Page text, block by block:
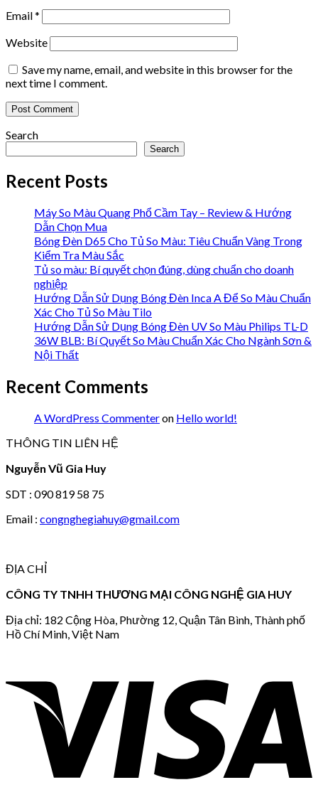
Email*
Website
Save my name, email, and website in this browser for the
next time I comment.
Search
Search
Recent Posts
Máy So Màu Quang Phổ Cầm Tay – Review & Hướng
Dẫn Chọn Mua
Bóng Đèn D65 Cho Tủ So Màu: Tiêu Chuẩn Vàng Trong
Kiểm Tra Màu Sắc
Tủ so màu: Bí quyết chọn đúng, dùng chuẩn cho doanh
nghiệp
Hướng Dẫn Sử Dụng Bóng Đèn Inca A Để So Màu Chuẩn
Xác Cho Tủ So Màu Tilo
Hướng Dẫn Sử Dụng Bóng Đèn UV So Màu Philips TL-D
36W BLB: Bí Quyết So Màu Chuẩn Xác Cho Ngành Sơn &
Nội Thất
Recent Comments
A WordPress Commenteron Hello world!
THÔNG TIN LIÊN HỆ
Nguyễn Vũ Gia Huy
SDT : 090 819 58 75
Email : congnghegiahuy@gmail.com
ĐỊA CHỈ
CÔNG TY TNHH THƯƠNG MẠI CÔNG NGHỆ GIA HUY
Địa chỉ: 182 Cộng Hòa, Phường 12, Quận Tân Bình, Thành phố
Hồ Chí Minh, Việt Nam